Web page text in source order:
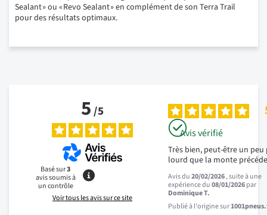
Sealant » ou « Revo Sealant » en complément de son Terra Trail
pour des résultats optimaux.
5/5
Basé sur3
avis soumis à
un contrôle
Voir tous les avis sur ce site
Avis vérifié
Très bien, peut-être un peu
lourd que la monte
Avis du20/02/2026, suite à une
expérience du08/01/2026par
Dominique T.
Publié à l'origine sur